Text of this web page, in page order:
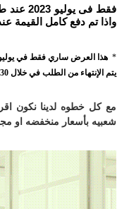
واذا تم دفع كامل القيمة عند
*هذا العرض ساري فقط في
يتم الإنتهاء من الطلب في خلال 30 يوما. يتم دفع 90٪ دفعة مقدمة .
مع كل خطوه لدينا نكون
شعبيه بأسعار منخفضه او